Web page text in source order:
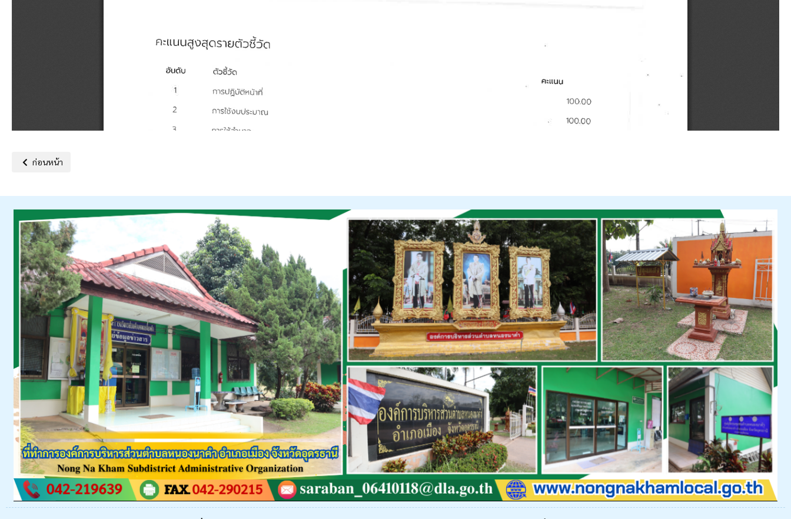
เนื้อหาก่อนหน้า: รายงานผลการดำเนินการตามมาตรการส่งเสริมคุณธรรมและความโปร่งใสขององค์การบริหารส่วนตำบลหนองนาคำ ประจำปีงบประมาณ พ.ศ.2566
ก่อนหน้า